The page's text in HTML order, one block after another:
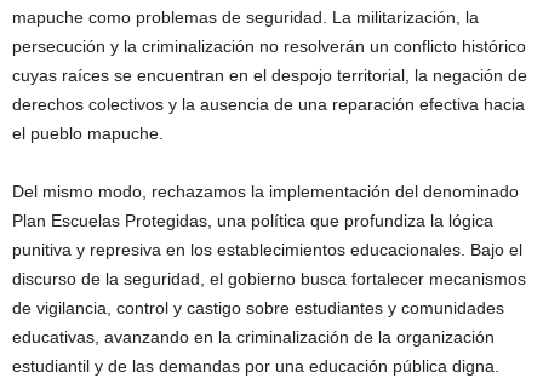
mapuche como problemas de seguridad. La militarización, la
persecución y la criminalización no resolverán un conflicto histórico
cuyas raíces se encuentran en el despojo territorial, la negación de
derechos colectivos y la ausencia de una reparación efectiva hacia
el pueblo mapuche.
Del mismo modo, rechazamos la implementación del denominado
Plan Escuelas Protegidas, una política que profundiza la lógica
punitiva y represiva en los establecimientos educacionales. Bajo el
discurso de la seguridad, el gobierno busca fortalecer mecanismos
de vigilancia, control y castigo sobre estudiantes y comunidades
educativas, avanzando en la criminalización de la organización
estudiantil y de las demandas por una educación pública digna.